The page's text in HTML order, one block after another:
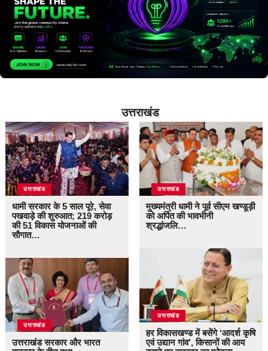
उत्तराखंड
उत्तराखंड
धामी सरकार के 5 साल पूरे, सेवा
पखवाड़े की शुरुआत; 219 करोड़
की 51 विकास योजनाओं की
सौगात…
उत्तराखंड
उत्तराखंड सरकार और भारत
उत्तराखंड
मुख्यमंत्री धामी ने पूर्व सीएम खण्डूड़ी
को अर्पित की भावभीनी
श्रद्धांजलि…
उत्तराखंड
हर विकासखण्ड में बसेंगे ‘आदर्श कृषि
एवं उद्यान गांव’, किसानों की आय